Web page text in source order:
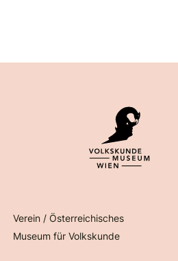
Verein / Österreichisches
Museum für Volkskunde